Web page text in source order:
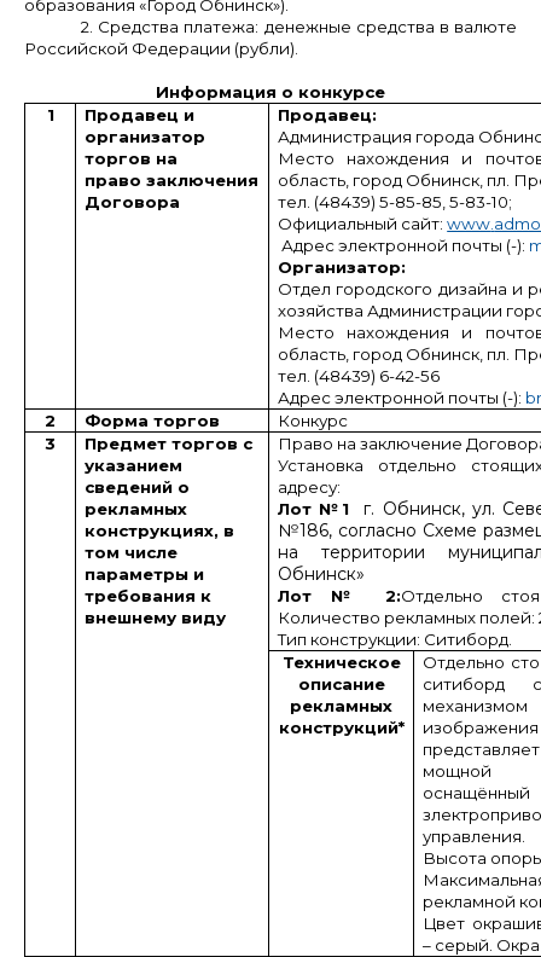
образования «Город Обнинск»).
2. Средства платежа: денежные средства в валюте
Российской Федерации (рубли).
Информация о конкурсе
1
Продавец и
организатор
торгов на
право заключения
Договора
Продавец:
Администрация города
Место нахождения и
область, город Обнинск, пл.
тел. (48439) 5-85-85, 5-83-10;
Официальный сайт:www.
Адрес электронной почты (-):
Организатор:
Отдел городского дизайна и
хозяйства Администрации
Место нахождения и
область, город Обнинск, пл.
тел. (48439) 6-42-56
Адрес электронной почты (-):
2
Форма торгов
Конкурс
3
Предмет торгов с
указанием
сведений о
рекламных
конструкциях, в
том числе
параметры и
требования к
внешнему виду
Право на заключение
Установка отдельно
адресу:
Лот №1
г. Обнинск, ул.
№186, согласно Схеме
на территории
Обнинск»
Лот № 2:Отдельно
Количество рекламных полей:
Тип конструкции: Ситиборд.
Техническое
описание
рекламных
конструкций*
Отдельно
ситиборд
механизмом
мощной
управления.
Высота
рекламной
Цвет
– серый.